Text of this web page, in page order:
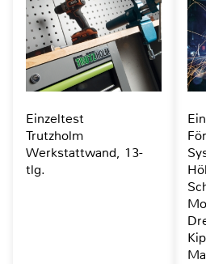
Einzeltest
Trutzholm
Werkstattwand, 13-
tlg.